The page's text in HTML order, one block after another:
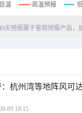
温 高温预报
天预报属于客观预报产品
杭州湾等地阵风可
09 18:15